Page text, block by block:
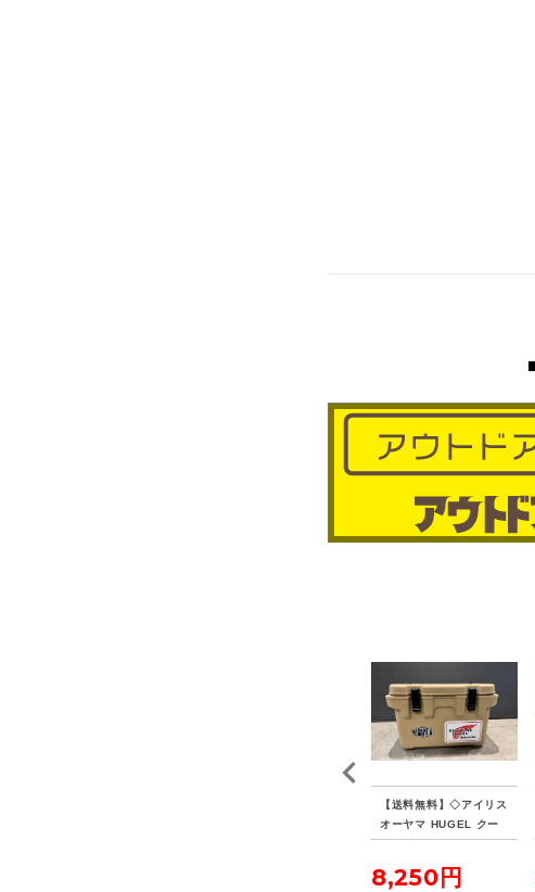
【送料無料】◇アイリス
オーヤマ HUGEL クー
ラーボックス 20L
8,250円